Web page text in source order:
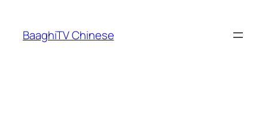
content
BaaghiTV Chinese